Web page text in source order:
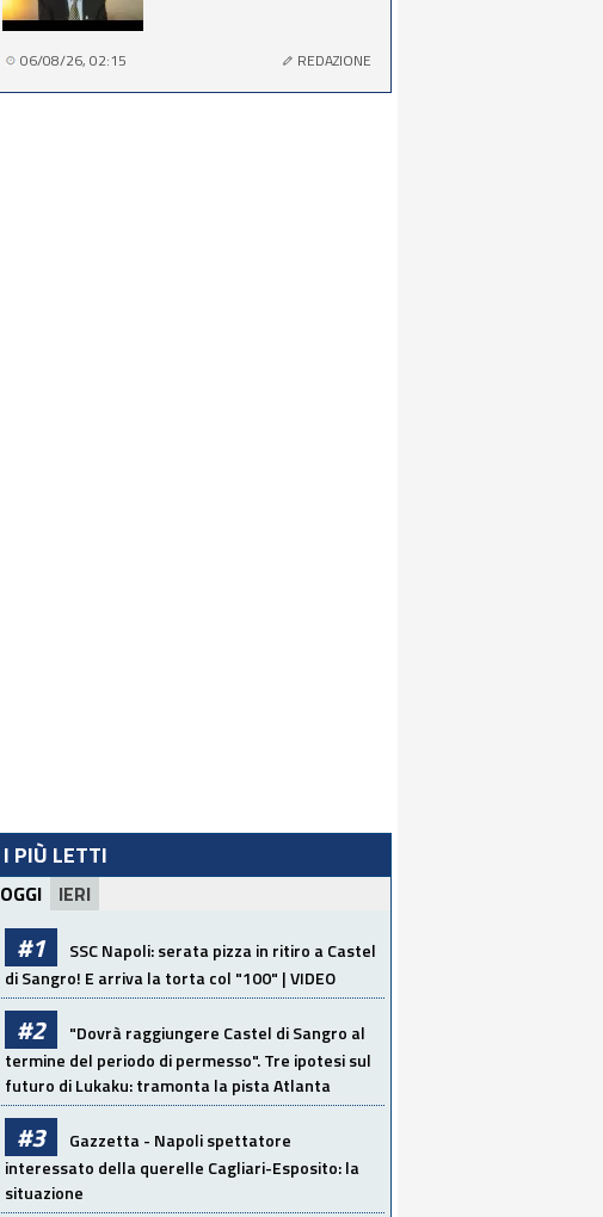
06/08/26, 02:15 REDAZIONE
I PIÙ LETTI
OGGI IERI
#1
SSC Napoli: serata pizza in ritiro a Castel
di Sangro! E arriva la torta col "100" | VIDEO
#2
"Dovrà raggiungere Castel di Sangro al
termine del periodo di permesso". Tre ipotesi sul
futuro di Lukaku: tramonta la pista Atlanta
#3
Gazzetta - Napoli spettatore
interessato della querelle Cagliari-Esposito: la
situazione